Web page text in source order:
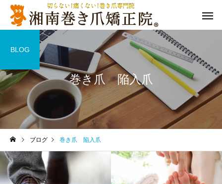
巻き爪 陥入爪
BLOG
ブログ 巻き爪 陥入爪